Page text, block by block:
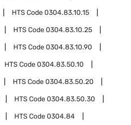
HTS Code0304.83.10.15
HTS Code0304.83.10.25
HTS Code0304.83.10.90
HTS Code0304.83.50.10
HTS Code0304.83.50.20
HTS Code0304.83.50.30
HTS Code0304.84